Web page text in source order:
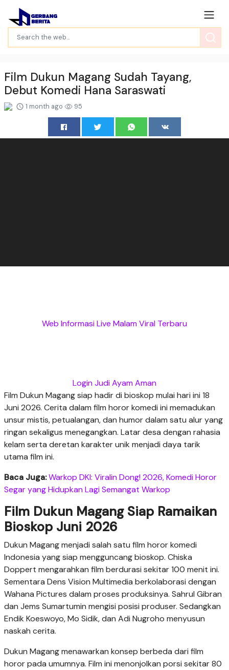
Film Dukun Magang Sudah Tayang,
Debut Komedi Hana Saraswati
1 month ago 95
Web Informasi Live Malam Viral Terbaru
Login Judi Ayam Aman
Film Dukun Magang siap hadir di bioskop mulai hari ini 18
Juni 2026. Cerita dalam film horor komedi ini memadukan
unsur mistis, petualangan, dan humor dalam satu alur yang
ringan sekaligus menegangkan. Latar desa dengan rahasia
kelam serta deretan karakter unik menjadi daya tarik
utama film ini.
Baca Juga:Warkop DKI: Viralin Dong! 2026, Komedi Horor
Segar yang Hidupkan Lagi Semangat Warkop
Film Dukun Magang Siap Ramaikan
Bioskop Juni 2026
Dukun Magang menjadi salah satu film horor komedi
Indonesia yang siap mengguncang bioskop. Chiska
Doppert mengarahkan film berdurasi sekitar 100 menit ini.
Sementara Dens Vision Multimedia berkolaborasi dengan
Wahana Pictures dalam proses produksinya. Sahrul Gibran
dan Jems Sumartumin mengisi posisi produser. Sedangkan
Endik Koeswoyo, Mo Sidik, dan Adi Nugroho menyusun
naskah cerita.
Dukun Magang menawarkan konsep berbeda dari film
horor pada umumnya. Film ini menonjolkan porsi sekitar 80